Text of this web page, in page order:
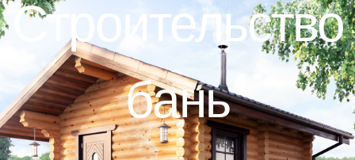
Строительство
бань